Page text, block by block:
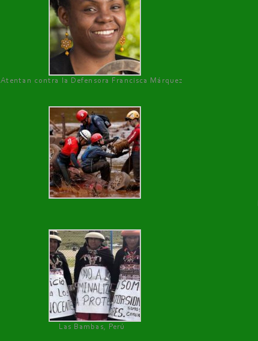
Atentan contra la Defensora Francisca Márquez
Las Bambas, Perú